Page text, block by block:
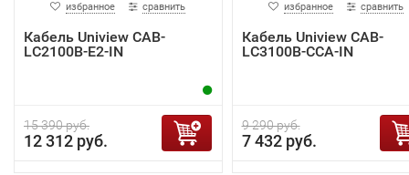
избранное сравнить
Кабель Uniview CAB-
LC2100B-E2-IN
15 390 руб.
12 312 руб.
избранное сравнить
Кабель Uniview CAB-
LC3100B-CCA-IN
9 290 руб.
7 432 руб.